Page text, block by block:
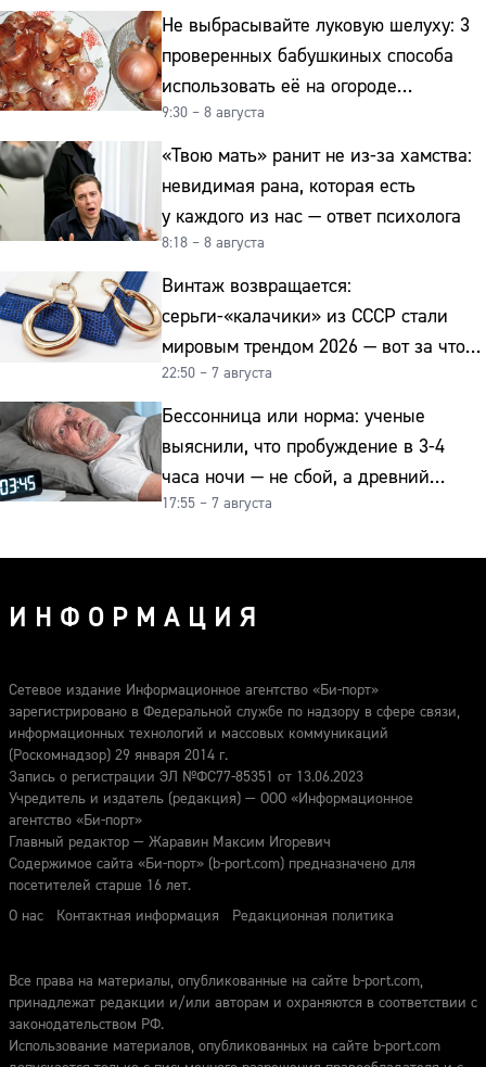
Не выбрасывайте луковую шелуху: 3
проверенных бабушкиных способа
использовать её на огороде
и для здоровья этой зимой
9:30 – 8 августа
«Твою мать» ранит не из-за хамства:
невидимая рана, которая есть
у каждого из нас — ответ психолога
8:18 – 8 августа
Винтаж возвращается:
серьги-«калачики» из СССР стали
мировым трендом 2026 — вот за что
их ценят ювелиры
22:50 – 7 августа
Бессонница или норма: ученые
выяснили, что пробуждение в 3-4
часа ночи — не сбой, а древний
биологический ритм
17:55 – 7 августа
ИНФОРМАЦИЯ
Сетевое издание Информационное агентство «Би-порт»
зарегистрировано в Федеральной службе по надзору в сфере связи,
информационных технологий и массовых коммуникаций
(Роскомнадзор) 29 января 2014 г.
Запись о регистрации ЭЛ №ФС77-85351 от 13.06.2023
Учредитель и издатель (редакция) — ООО «Информационное
агентство «Би-порт»
Главный редактор — Жаравин Максим Игоревич
Содержимое сайта «Би-порт» (b-port.com) предназначено для
посетителей старше 16 лет.
О нас
Контактная информация Редакционная политика
Все права на материалы, опубликованные на сайте b-port.com,
принадлежат редакции и/или авторам и охраняются в соответствии с
законодательством РФ.
Использование материалов, опубликованных на сайте b-port.com